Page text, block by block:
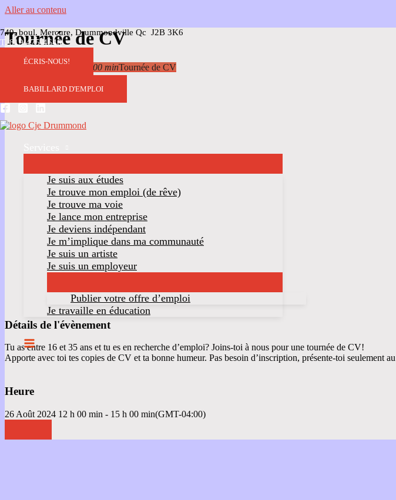
Aller au contenu
749, boul. Mercure, Drummondville Qc J2B 3K6
T. 819 475-4646
ÉCRIS-NOUS!
BABILLARD D'EMPLOI
Je suis aux études
Je trouve mon emploi (de rêve)
Je trouve ma voie
Je lance mon entreprise
Je deviens indépendant
Je m’implique dans ma communauté
Je suis un artiste
Je suis un employeur
Publier votre offre d’emploi
Je travaille en éducation
Tournée de CV
Aou12 h 00 min 15 h 00 minTournée de CV
Détails de l'évènement
Tu as entre 16 et 35 ans et tu es en recherche d’emploi? Joins-toi à nous pour une tournée de CV!
Apporte avec toi tes copies de CV et ta bonne humeur. Pas besoin d’inscription, présente-toi seulement
Heure
26 Août 2024 12 h 00 min - 15 h 00 min(GMT-04:00)